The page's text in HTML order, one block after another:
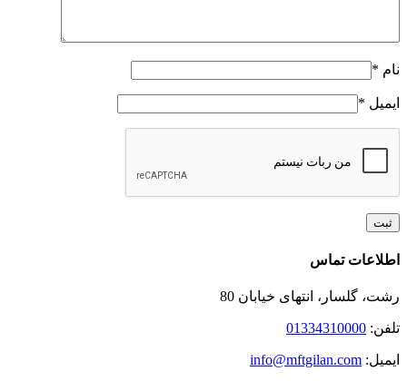
نام *
ایمیل *
Toggle
Bar
Area
اطلاعات تماس
رشت، گلسار، انتهای خیابان 80
تلفن: 01334310000
ایمیل: info@mftgilan.com